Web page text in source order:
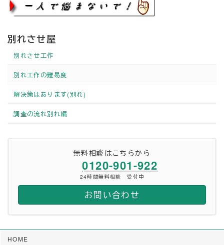
別れさせ屋
別れさせ工作
別れ工作の難易度
解決策はあります(別れ)
調査の流れ別れ編
無料相談はこちらから
0120-901-922
24時間無料相談 受付中
お問い合わせ
HOME